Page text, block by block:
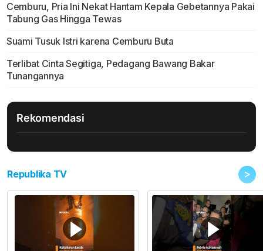
Cemburu, Pria Ini Nekat Hantam Kepala Gebetannya Pakai
Tabung Gas Hingga Tewas
Suami Tusuk Istri karena Cemburu Buta
Terlibat Cinta Segitiga, Pedagang Bawang Bakar
Tunangannya
Rekomendasi
Republika TV >